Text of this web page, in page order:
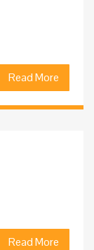
Read More
Read More